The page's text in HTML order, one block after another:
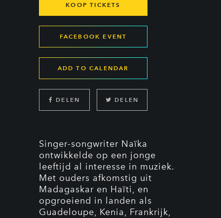
KOOP TICKETS
FACEBOOK EVENT
ADD TO CALENDAR
DELEN DELEN
Singer-songwriter Naïka
ontwikkelde op een jonge
leeftijd al interesse in muziek.
Met ouders afkomstig uit
Madagaskar en Haïti, en
opgroeiend in landen als
Guadeloupe, Kenia, Frankrijk,